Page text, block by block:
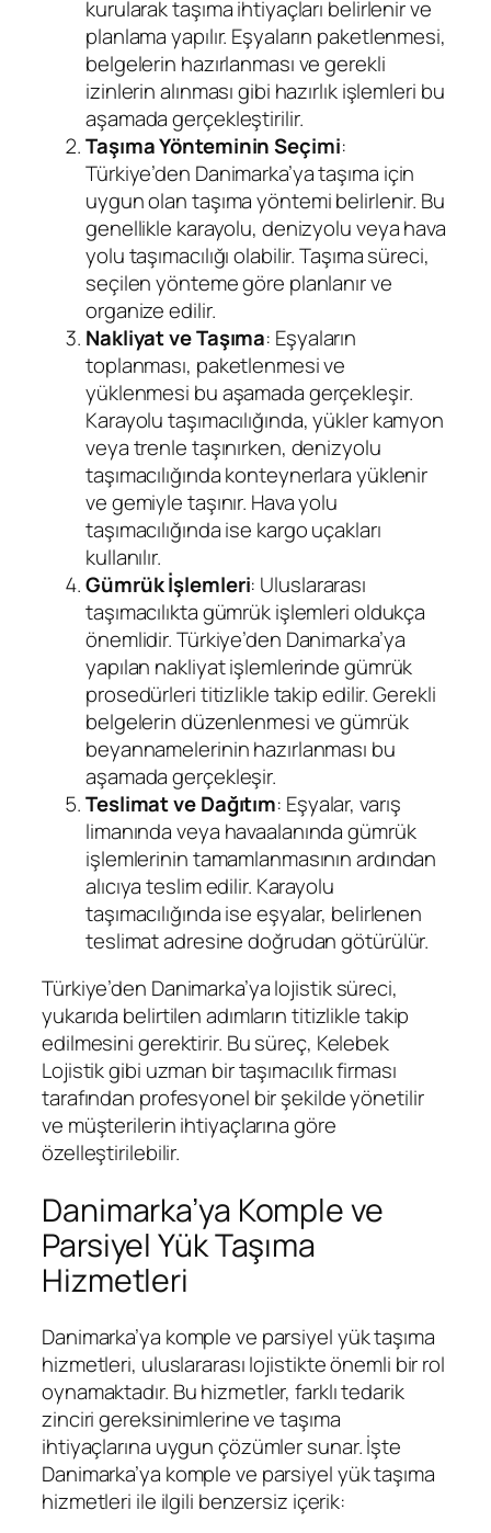
kurularak taşıma ihtiyaçları belirlenir ve
planlama yapılır. Eşyaların paketlenmesi,
belgelerin hazırlanması ve gerekli
izinlerin alınması gibi hazırlık işlemleri bu
aşamada gerçekleştirilir.
Taşıma Yönteminin Seçimi:
Türkiye’den Danimarka’ya taşıma için
uygun olan taşıma yöntemi belirlenir. Bu
genellikle karayolu, denizyolu veya hava
yolu taşımacılığı olabilir. Taşıma süreci,
seçilen yönteme göre planlanır ve
organize edilir.
Nakliyat ve Taşıma: Eşyaların
toplanması, paketlenmesi ve
yüklenmesi bu aşamada gerçekleşir.
Karayolu taşımacılığında, yükler kamyon
veya trenle taşınırken, denizyolu
taşımacılığında konteynerlara yüklenir
ve gemiyle taşınır. Hava yolu
taşımacılığında ise kargo uçakları
kullanılır.
Gümrük İşlemleri: Uluslararası
taşımacılıkta gümrük işlemleri oldukça
önemlidir. Türkiye’den Danimarka’ya
yapılan nakliyat işlemlerinde gümrük
prosedürleri titizlikle takip edilir. Gerekli
belgelerin düzenlenmesi ve gümrük
beyannamelerinin hazırlanması bu
aşamada gerçekleşir.
Teslimat ve Dağıtım: Eşyalar, varış
limanında veya havaalanında gümrük
işlemlerinin tamamlanmasının ardından
alıcıya teslim edilir. Karayolu
taşımacılığında ise eşyalar, belirlenen
teslimat adresine doğrudan götürülür.
Türkiye’den Danimarka’ya lojistik süreci,
yukarıda belirtilen adımların titizlikle takip
edilmesini gerektirir. Bu süreç, Kelebek
Lojistik gibi uzman bir taşımacılık firması
tarafından profesyonel bir şekilde yönetilir
ve müşterilerin ihtiyaçlarına göre
özelleştirilebilir.
Danimarka’ya Komple ve
Parsiyel Yük Taşıma
Hizmetleri
Danimarka’ya komple ve parsiyel yük taşıma
hizmetleri, uluslararası lojistikte önemli bir rol
oynamaktadır. Bu hizmetler, farklı tedarik
zinciri gereksinimlerine ve taşıma
ihtiyaçlarına uygun çözümler sunar. İşte
Danimarka’ya komple ve parsiyel yük taşıma
hizmetleri ile ilgili benzersiz içerik: